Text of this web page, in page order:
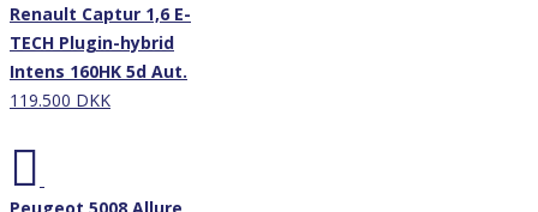
Renault Captur 1,6 E-
TECH Plugin-hybrid
Intens 160HK 5d Aut.
119.500 DKK
Peugeot 5008 Allure